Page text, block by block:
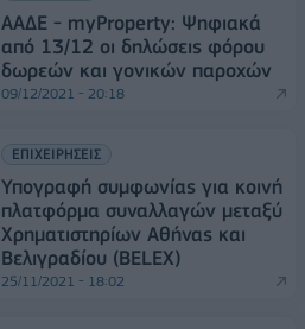
ΑΑΔΕ - myProperty: Ψηφιακά
από 13/12 οι δηλώσεις φόρου
δωρεών και γονικών παροχών
09/12/2021 - 20:18
ΕΠΙΧΕΙΡΗΣΕΙΣ
Υπογραφή συμφωνίας για κοινή
πλατφόρμα συναλλαγών μεταξύ
Χρηματιστηρίων Αθήνας και
Βελιγραδίου (BELEX)
25/11/2021 - 18:02